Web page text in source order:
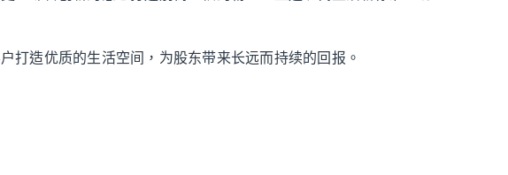
打造优质的生活空间，为股东带来长远而持续的回报。